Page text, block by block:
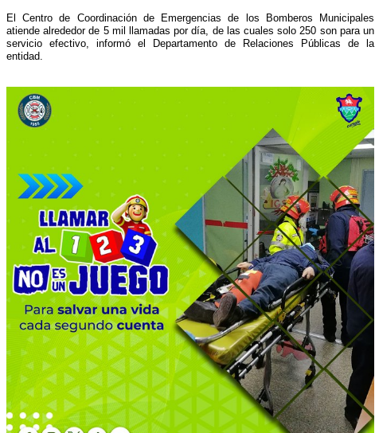
El Centro de Coordinación de Emergencias de los Bomberos Municipales
atiende alrededor de 5 mil llamadas por día, de las cuales solo 250 son para un
servicio efectivo, informó el Departamento de Relaciones Públicas de la
entidad.